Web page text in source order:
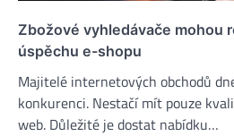
Zbožové vyhledávače mohou
úspěchu e-shopu
Majitelé internetových obchodů
konkurenci. Nestačí mít pouze
web. Důležité je dostat nabídku…